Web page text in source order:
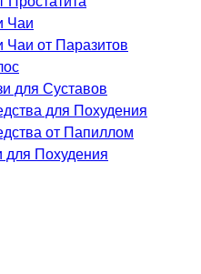
Чаи
от Паразитов
для Суставов
для Похудения
от Папиллом
Похудения